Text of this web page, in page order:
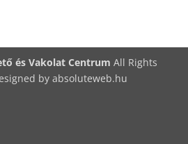
és Vakolat Centrum All Rights
by absoluteweb.hu